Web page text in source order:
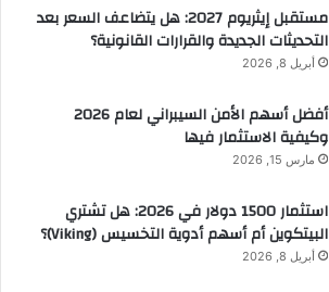
مستقبل إيثريوم 2027: هل يتضاعف السعر بعد
التحديثات الجديدة والقرارات القانونية؟
أبريل 8, 2026
أفضل أسهم الأمن السيبراني لعام 2026
وكيفية الاستثمار فيها
مارس 15, 2026
استثمار 1500 دولار في 2026: هل تشتري
البيتكوين أم أسهم أدوية التخسيس (Viking)؟
أبريل 8, 2026